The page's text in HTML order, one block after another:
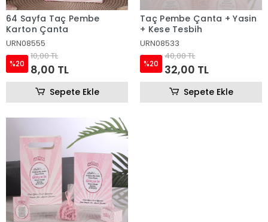
64 Sayfa Taç Pembe
Karton Çanta
URN08555
%20
10,00 TL
8,00 TL
Sepete Ekle
Taç Pembe Çanta + Yasin
+ Kese Tesbih
URN08533
%20
40,00 TL
32,00 TL
Sepete Ekle